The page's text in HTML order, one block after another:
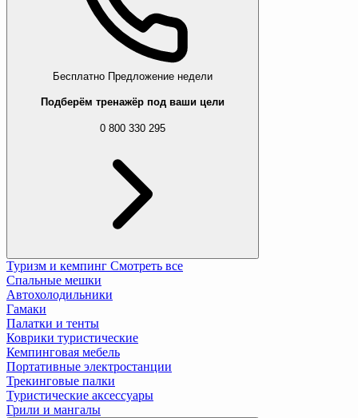
Бесплатно Предложение недели
Подберём тренажёр под ваши цели
0 800 330 295
Туризм и кемпинг Смотреть все
Спальные мешки
Автохолодильники
Гамаки
Палатки и тенты
Коврики туристические
Кемпинговая мебель
Портативные электростанции
Трекинговые палки
Туристические аксессуары
Грили и мангалы